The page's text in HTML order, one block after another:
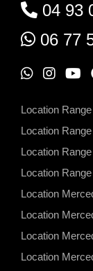
04 93
06 77
W
p
p
I
r
a
m
Y
e
Location
Location
Location
Location
Location
Location
Location
Location